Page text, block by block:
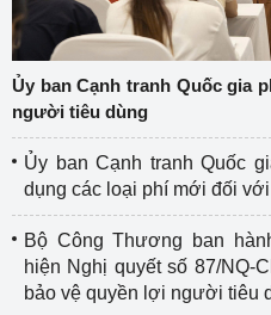
Ủy ban Cạnh tranh Quốc gia
người tiêu dùng
Ủy ban Cạnh tranh Quốc
dụng các loại phí mới đối
Bộ Công Thương ban
hiện Nghị quyết số 87/NQ-
bảo vệ quyền lợi người tiêu